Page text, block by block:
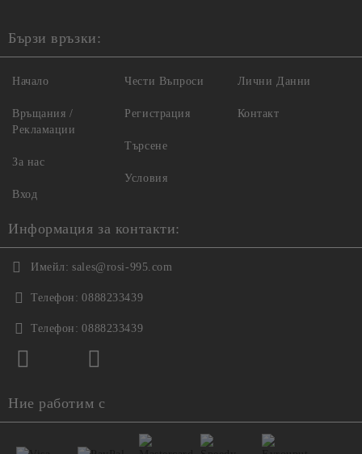
Бързи връзки:
Начало
Връщания /
Рекламации
За нас
Вход
Чести Въпроси
Регистрация
Търсене
Условия
Лични Данни
Контакт
Информация за контакти:
Имейл: sales@rosi-995.com
Телефон: 0888233439
Телефон: 0888233439
Ние работим с